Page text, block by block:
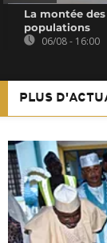
La montée
populations
06/08 - 16:00
PLUS